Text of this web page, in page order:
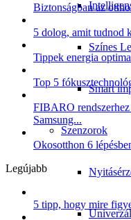
Színes
Smart
Szenzorok
Biztonságban az
5 dolog, amit tudnod
Tippek energia
Top 5
FIBARO
Samsung...
Okosotthon 6
Legújabb
5 tipp, hogy mire